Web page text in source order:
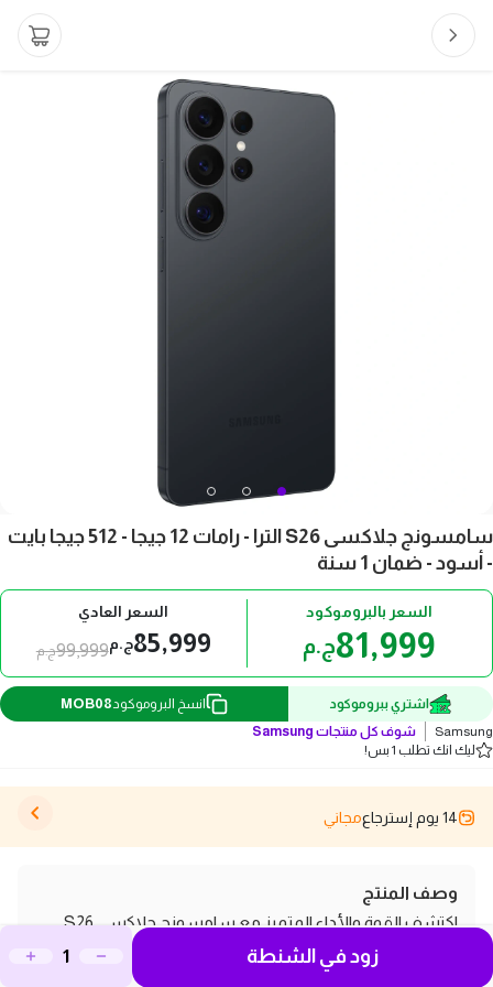
سامسونج جلاكسى S26 الترا - رامات 12 جيجا - 512 جيجا بايت
- أسود - ضمان 1 سنة
السعر بالبروموكود
81,999ج.م
السعر العادي
85,999ج.م99,999ج.م
اشتري ببروموكود انسخ البروموكود MOB08
Samsung شوف كل منتجات Samsung
ليك انك تطلب 1 بس!
14 يوم إسترجاع مجاني
وصف المنتج
اكتشف القوة والأداء المتميز مع سامسونج جلاكسى S26
الترا، الهاتف الذكي الذي يأتي مع رامات 12 جيجا بايت وذاكرة زود في الشنطة